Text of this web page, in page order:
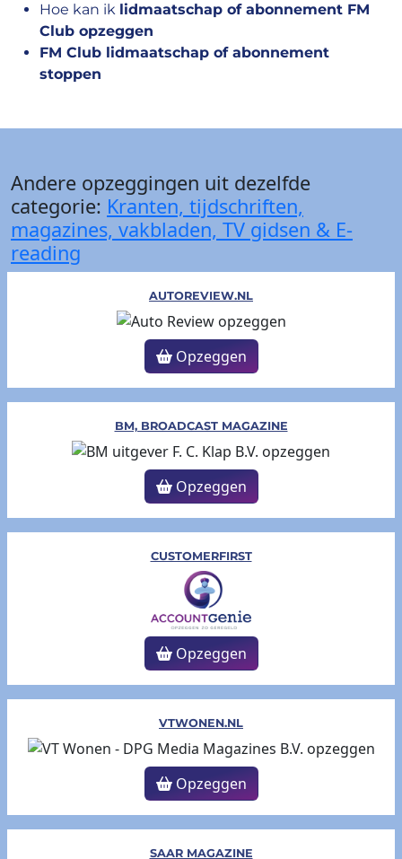
Hoe kan ik lidmaatschap of abonnement FM
Club opzeggen
FM Club lidmaatschap of abonnement
stoppen
Andere opzeggingen uit dezelfde
categorie: Kranten, tijdschriften,
magazines, vakbladen, TV gidsen & E-
reading
AUTOREVIEW.NL
Opzeggen
BM, BROADCAST MAGAZINE
Opzeggen
CUSTOMERFIRST
Opzeggen
VTWONEN.NL
Opzeggen
SAAR MAGAZINE